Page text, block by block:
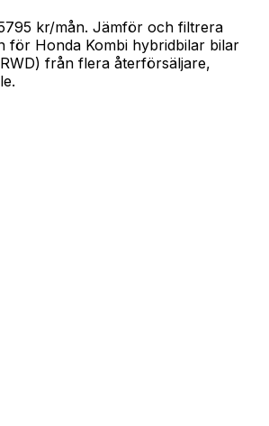
kr/mån. Jämför och filtrera
för Honda Kombi hybridbilar bilar
från flera återförsäljare,